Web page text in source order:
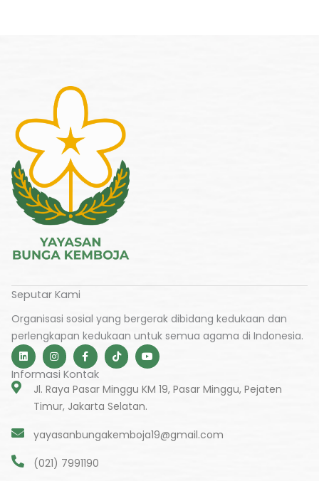
Seputar Kami
Organisasi sosial yang bergerak dibidang kedukaan dan
perlengkapan kedukaan untuk semua agama di Indonesia.
L
i
n
k
I
n
s
t
a
g
r
F
a
c
e
b
o
f
T
i
k
o
k
Y
o
u
u
e
Informasi Kontak
Jl. Raya Pasar Minggu KM 19, Pasar Minggu, Pejaten
Timur, Jakarta Selatan.
yayasanbungakemboja19@gmail.com
(021) 7991190